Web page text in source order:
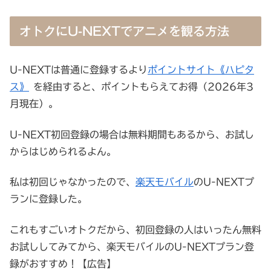
オトクにU-NEXTでアニメを観る方法
U-NEXTは普通に登録するより ポイントサイト《ハピタ
ス》
を経由すると、ポイントもらえてお得（2026年3
月現在）。
U-NEXT初回登録の場合は無料期間もあるから、お試し
からはじめられるよん。
私は初回じゃなかったので、 楽天モバイルのU-NEXTプ
ランに登録した。
これもすごいオトクだから、初回登録の人はいったん無料
お試ししてみてから、楽天モバイルのU-NEXTプラン登
録がおすすめ！【広告】